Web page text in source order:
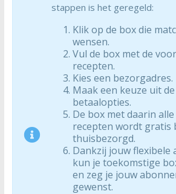
stappen is het geregeld:
Klik op de box die
wensen.
Vul de box met de
recepten.
Kies een bezorgadres.
Maak een keuze uit
betaalopties.
De box met daarin
recepten wordt gratis
thuisbezorgd.
Dankzij jouw flexibele
kun je toekomstige
en zeg je jouw
gewenst.